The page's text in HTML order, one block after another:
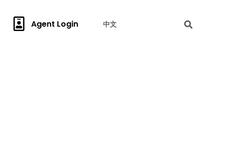
Agent Login 中文